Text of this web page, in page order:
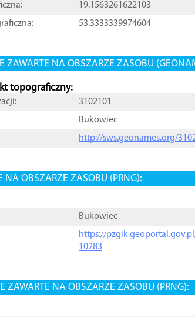
19.1563261622103
53.3333339974604
ZAWARTE NA OBSZARZE ZASOBU
topograficzny:
3102101
Bukowiec
http://sws.geonames.org/
NA OBSZARZE ZASOBU (PRNG):
Bukowiec
https://
10283
ZAWARTE NA OBSZARZE ZASOBU (PRNG):